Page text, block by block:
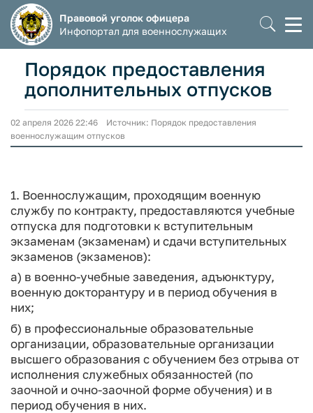
Правовой уголок офицера
Инфопортал для военнослужащих
Порядок предоставления
дополнительных отпусков
02 апреля 2026 22:46 Источник: Порядок предоставления
военнослужащим отпусков
1. Военнослужащим, проходящим военную
службу по контракту, предоставляются учебные
отпуска для подготовки к вступительным
экзаменам (экзаменам) и сдачи вступительных
экзаменов (экзаменов):
а) в военно-учебные заведения, адъюнктуру,
военную докторантуру и в период обучения в
них;
б) в профессиональные образовательные
организации, образовательные организации
высшего образования с обучением без отрыва от
исполнения служебных обязанностей (по
заочной и очно-заочной форме обучения) и в
период обучения в них.